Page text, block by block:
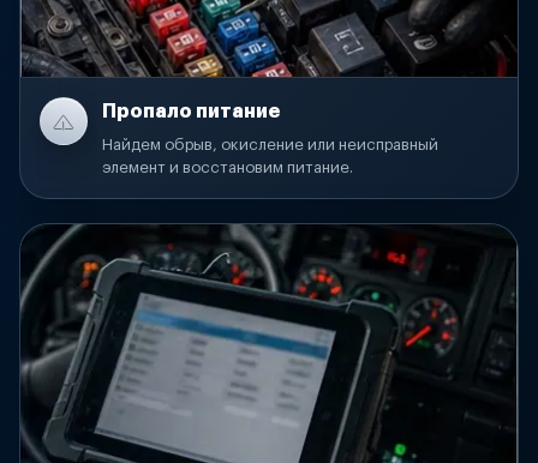
Пропало питание
Найдем обрыв, окисление или неисправный
элемент и восстановим питание.